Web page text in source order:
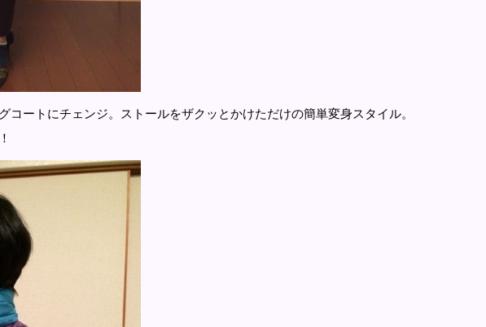
コートにチェンジ。ストールをザクッとかけただけの簡単変身スタイル。